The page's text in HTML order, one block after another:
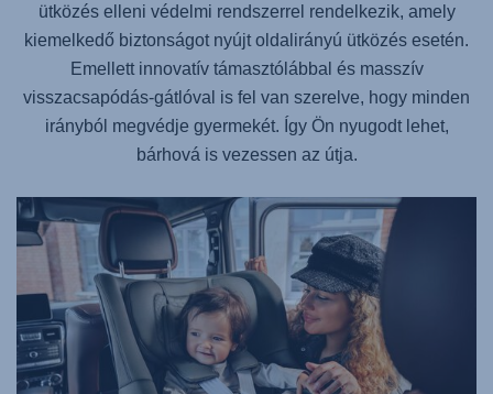
ütközés elleni védelmi rendszerrel rendelkezik, amely
kiemelkedő biztonságot nyújt oldalirányú ütközés esetén.
Emellett innovatív támasztólábbal és masszív
visszacsapódás-gátlóval is fel van szerelve, hogy minden
irányból megvédje gyermekét. Így Ön nyugodt lehet,
bárhová is vezessen az útja.